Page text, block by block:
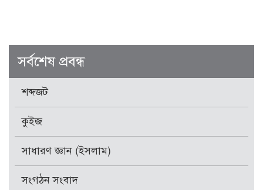
সর্বশেষ প্রবন্ধ
শব্দজট
কুইজ
সাধারণ জ্ঞান (ইসলাম)
সংগঠন সংবাদ